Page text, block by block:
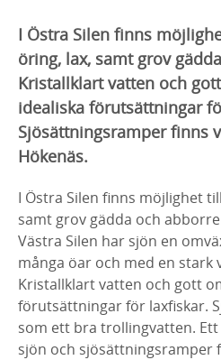
I Östra Silen finns
öring, lax, samt grov
Kristallklart vatten och
idealiska förutsättningar
Sjösättningsramper finns
Hökenäs.
I Östra Silen finns möjlighet
samt grov gädda och
Västra Silen har sjön en
många öar och med en stark
Kristallklart vatten och gott
förutsättningar för laxfiskar.
som ett bra trollingvatten.
sjön och sjösättningsramper